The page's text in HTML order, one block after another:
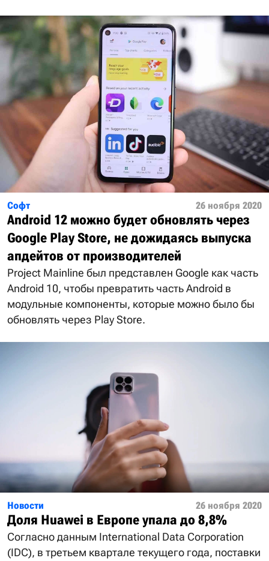
Софт 26 ноября 2020
Android 12 можно будет обновлять через
Google Play Store, не дожидаясь выпуска
апдейтов от производителей
Project Mainline был представлен Google как часть
Android 10, чтобы превратить часть Android в
модульные компоненты, которые можно было бы
обновлять через Play Store.
Новости 26 ноября 2020
Доля Huawei в Европе упала до 8,8%
Согласно данным International Data Corporation
(IDC), в третьем квартале текущего года, поставки